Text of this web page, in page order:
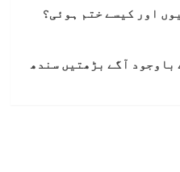
اور کیسے ختم ہوئی؟
باوجود آگے بڑھتیں سندھ